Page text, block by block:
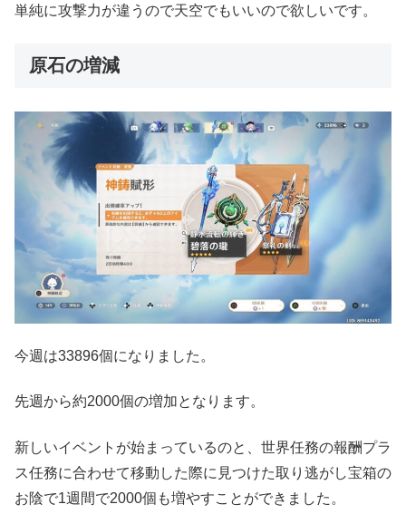
単純に攻撃力が違うので天空でもいいので欲しいです。
原石の増減
今週は33896個になりました。
先週から約2000個の増加となります。
新しいイベントが始まっているのと、世界任務の報酬プラ
ス任務に合わせて移動した際に見つけた取り逃がし宝箱の
お陰で1週間で2000個も増やすことができました。